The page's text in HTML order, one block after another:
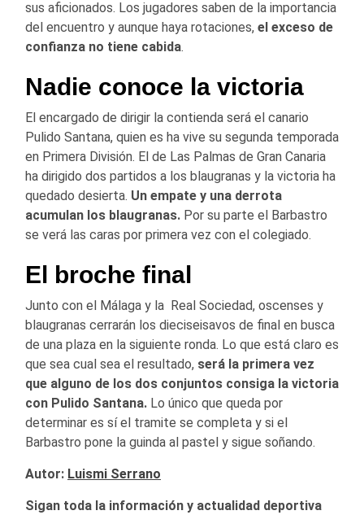
sus aficionados. Los jugadores saben de la importancia
del encuentro y aunque haya rotaciones, el exceso de
confianza no tiene cabida.
Nadie conoce la victoria
El encargado de dirigir la contienda será el canario
Pulido Santana, quien es ha vive su segunda temporada
en Primera División. El de Las Palmas de Gran Canaria
ha dirigido dos partidos a los blaugranas y la victoria ha
quedado desierta. Un empate y una derrota
acumulan los blaugranas. Por su parte el Barbastro
se verá las caras por primera vez con el colegiado.
El broche final
Junto con el Málaga y la Real Sociedad, oscenses y
blaugranas cerrarán los dieciseisavos de final en busca
de una plaza en la siguiente ronda. Lo que está claro es
que sea cual sea el resultado, será la primera vez
que alguno de los dos conjuntos consiga la victoria
con Pulido Santana. Lo único que queda por
determinar es sí el tramite se completa y si el
Barbastro pone la guinda al pastel y sigue soñando.
Autor: Luismi Serrano
Sigan toda la información y actualidad deportiva